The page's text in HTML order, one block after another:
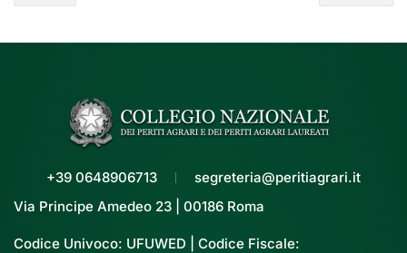
+39 0648906713
segreteria@peritiagrari.it
Via Principe Amedeo 23 | 00186 Roma
Codice Univoco: UFUWED | Codice Fiscale: